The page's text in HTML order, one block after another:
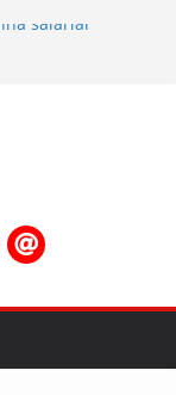
salarial
que exige
indústria e